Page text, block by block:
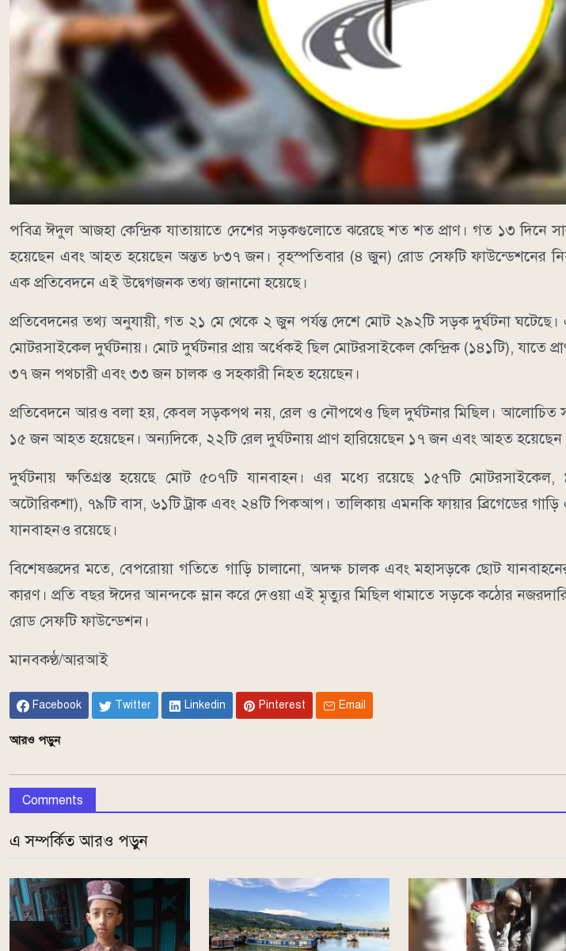
পবিত্র ঈদুল আজহা কেন্দ্রিক যাতায়াতে দেশের সড়কগুলোতে ঝরেছে শত শত প্রাণ। গত ১৩ দিনে
হয়েছেন এবং আহত হয়েছেন অন্তত ৮৩৭ জন। বৃহস্পতিবার (৪ জুন) রোড সেফটি ফাউন্ডেশনের
এক প্রতিবেদনে এই উদ্বেগজনক তথ্য জানানো হয়েছে।
প্রতিবেদনের তথ্য অনুযায়ী, গত ২১ মে থেকে ২ জুন পর্যন্ত দেশে মোট ২৯২টি সড়ক দুর্ঘটনা ঘটেছে।
মোটরসাইকেল দুর্ঘটনায়। মোট দুর্ঘটনার প্রায় অর্ধেকই ছিল মোটরসাইকেল কেন্দ্রিক (১৪১টি), যাতে
৩৭ জন পথচারী এবং ৩৩ জন চালক ও সহকারী নিহত হয়েছেন।
প্রতিবেদনে আরও বলা হয়, কেবল সড়কপথ নয়, রেল ও নৌপথেও ছিল দুর্ঘটনার মিছিল। আলোচিত
১৫ জন আহত হয়েছেন। অন্যদিকে, ২২টি রেল দুর্ঘটনায় প্রাণ হারিয়েছেন ১৭ জন এবং আহত
দুর্ঘটনায় ক্ষতিগ্রস্ত হয়েছে মোট ৫০৭টি যানবাহন। এর মধ্যে রয়েছে ১৫৭টি মোটরসাইকেল,
অটোরিকশা), ৭৯টি বাস, ৬১টি ট্রাক এবং ২৪টি পিকআপ। তালিকায় এমনকি ফায়ার ব্রিগেডের
যানবাহনও রয়েছে।
বিশেষজ্ঞদের মতে, বেপরোয়া গতিতে গাড়ি চালানো, অদক্ষ চালক এবং মহাসড়কে ছোট
কারণ। প্রতি বছর ঈদের আনন্দকে ম্লান করে দেওয়া এই মৃত্যুর মিছিল থামাতে সড়কে কঠোর
রোড সেফটি ফাউন্ডেশন।
মানবকণ্ঠ/আরআই
Facebook Twitter Linkedin Pinterest Email
আরও পড়ুন
Comments
এ সম্পর্কিত আরও পড়ুন